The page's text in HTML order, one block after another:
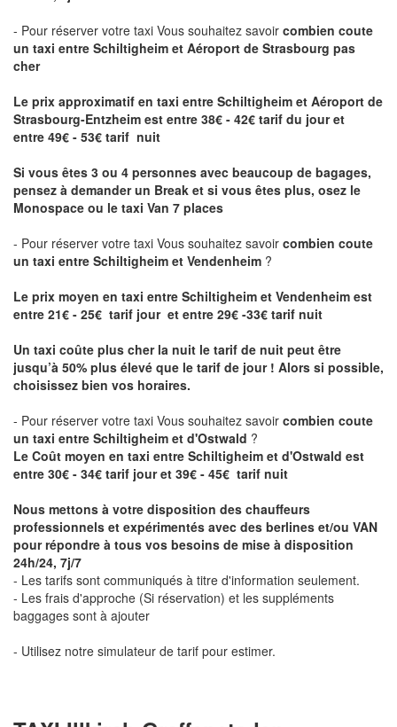
- Pour réserver votre taxi Vous souhaitez savoir combien coute
un taxi entre Schiltigheim et Aéroport de Strasbourg pas
cher
Le prix approximatif en taxi entre Schiltigheim et Aéroport de
Strasbourg-Entzheim est entre 38€ - 42€ tarif du jour et
entre 49€ - 53€ tarif nuit
Si vous êtes 3 ou 4 personnes avec beaucoup de bagages,
pensez à demander un Break et si vous êtes plus, osez le
Monospace ou le taxi Van 7 places
- Pour réserver votre taxi Vous souhaitez savoir combien coute
un taxi entre Schiltigheim et Vendenheim ?
Le prix moyen en taxi entre Schiltigheim et Vendenheim est
entre 21€ - 25€ tarif jour et entre 29€ -33€ tarif nuit
Un taxi coûte plus cher la nuit le tarif de nuit peut être
jusqu’à 50% plus élevé que le tarif de jour ! Alors si possible,
choisissez bien vos horaires.
- Pour réserver votre taxi Vous souhaitez savoir combien coute
un taxi entre Schiltigheim et d'Ostwald ?
Le Coût moyen en taxi entre Schiltigheim et d'Ostwald est
entre 30€ - 34€ tarif jour et 39€ - 45€ tarif nuit
Nous mettons à votre disposition des chauffeurs
professionnels et expérimentés avec des berlines et/ou VAN
pour répondre à tous vos besoins de mise à disposition
24h/24, 7j/7
- Les tarifs sont communiqués à titre d'information seulement.
- Les frais d'approche (Si réservation) et les suppléments
baggages sont à ajouter
- Utilisez notre simulateur de tarif pour estimer.